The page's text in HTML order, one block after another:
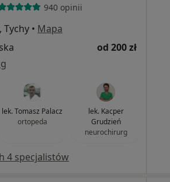
940 opinii
Tychy • Mapa
od 200 zł
lek. Tomasz Palacz
ortopeda
lek. Kacper
Grudzień
neurochirurg
4 specjalistów